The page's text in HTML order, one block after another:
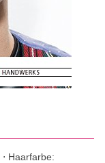
⋅ Haarfarbe: